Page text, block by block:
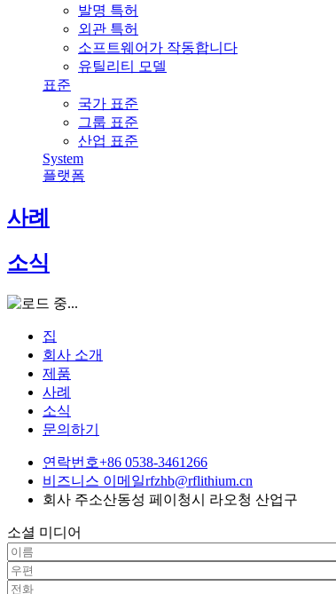
발명 특허
외관 특허
소프트웨어가 작동합니다
유틸리티 모델
표준
국가 표준
그룹 표준
산업 표준
System
플랫폼
사례
소식
집
회사 소개
제품
사례
소식
문의하기
연락번호+86 0538-3461266
비즈니스 이메일rfzhb@rflithium.cn
회사 주소산동성 페이청시 라오청 산업구
소셜 미디어